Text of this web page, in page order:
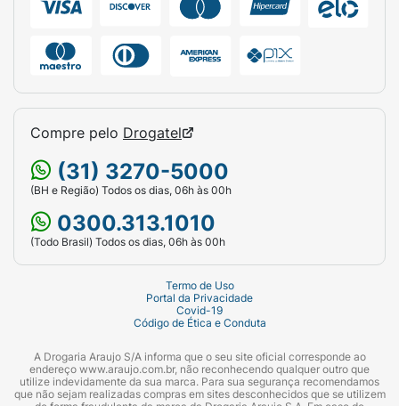
Compre pelo Drogatel
(31) 3270-5000
(BH e Região) Todos os dias, 06h às 00h
0300.313.1010
(Todo Brasil) Todos os dias, 06h às 00h
Termo de Uso
Portal da Privacidade
Covid-19
Código de Ética e Conduta
A Drogaria Araujo S/A informa que o seu site oficial corresponde ao
endereço www.araujo.com.br, não reconhecendo qualquer outro que
utilize indevidamente da sua marca. Para sua segurança recomendamos
que não sejam realizadas compras em sites desconhecidos que se utilizem